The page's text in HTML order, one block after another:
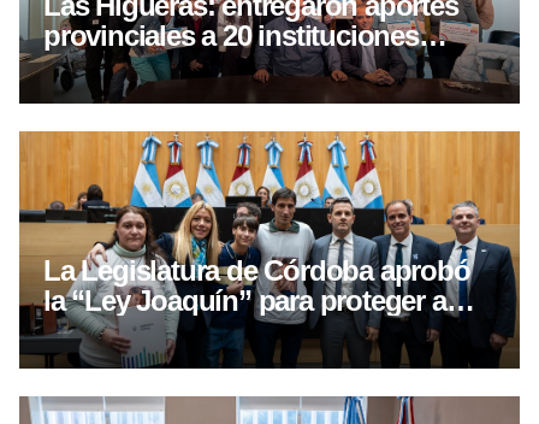
provinciales a 20 instituciones
locales
La Legislatura de Córdoba aprobó
la “Ley Joaquín” para proteger a
víctimas de delitos